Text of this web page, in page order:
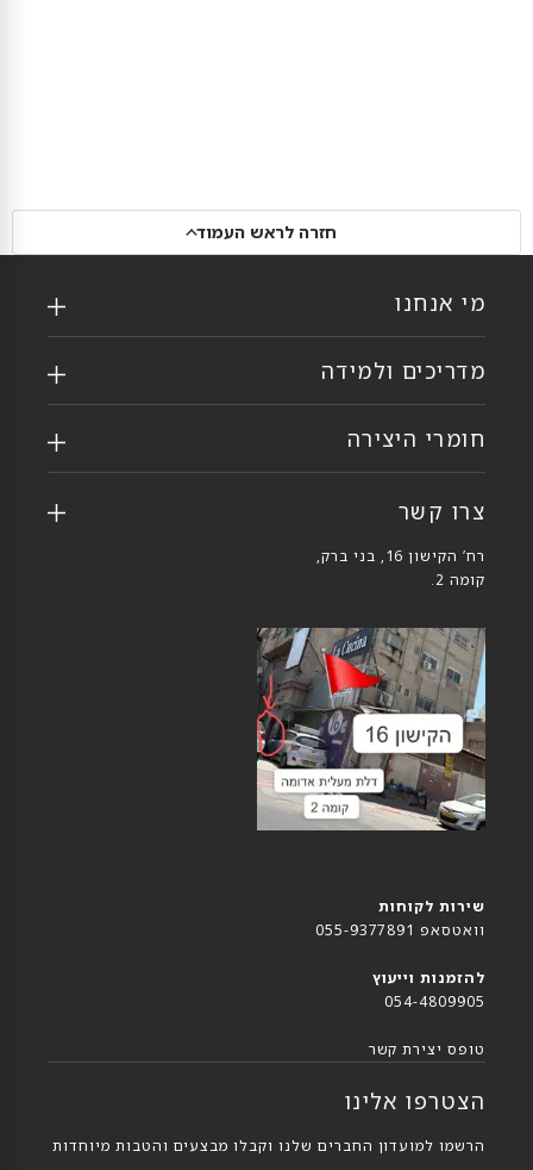
חזרה לראש העמוד
מי אנחנו
מדריכים ולמידה
חומרי היצירה
צרו קשר
רח’ הקישון 16, בני ברק,
קומה 2.
שירות לקוחות
וואטסאפ 055-9377891
להזמנות וייעוץ
054-4809905
טופס יצירת קשר
הצטרפו אלינו
הרשמו למועדון החברים שלנו וקבלו מבצעים והטבות מיוחדות